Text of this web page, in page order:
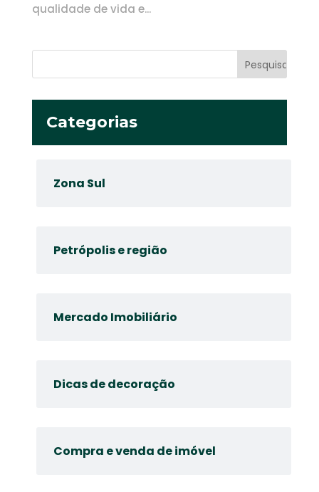
qualidade de vida e...
Categorias
Zona Sul
Petrópolis e região
Mercado Imobiliário
Dicas de decoração
Compra e venda de imóvel